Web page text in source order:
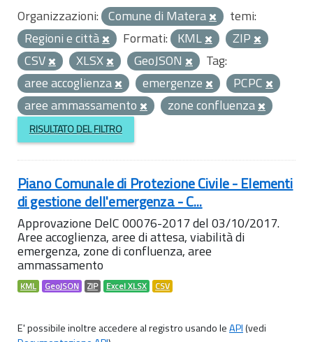
Organizzazioni: Comune di Matera
temi:
Regioni e città
Formati: KML
ZIP
CSV
XLSX GeoJSON
Tag:
aree accoglienza
emergenze
PCPC
aree ammassamento
zone confluenza
RISULTATO DEL FILTRO
Piano Comunale di Protezione Civile - Elementi
di gestione dell'emergenza - C...
Approvazione DelC 00076-2017 del 03/10/2017.
Aree accoglienza, aree di attesa, viabilità di
emergenza, zone di confluenza, aree
ammassamento
KML GeoJSON ZIP Excel XLSX CSV
E' possibile inoltre accedere al registro usando leAPI(vedi